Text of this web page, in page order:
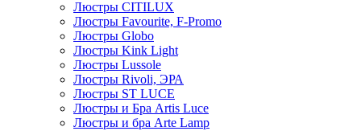
Люстры CITILUX
Люстры Favourite, F-Promo
Люстры Globo
Люстры Kink Light
Люстры Lussole
Люстры Rivoli, ЭРА
Люстры ST LUCE
Люстры и Бра Artis Luce
Люстры и бра Arte Lamp